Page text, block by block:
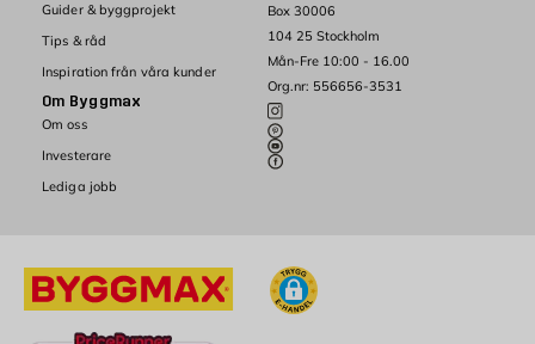
Box 30006
104 25 Stockholm
Mån-Fre 10:00 - 16.00
Org.nr: 556656-3531
Guider & byggprojekt
Tips & råd
Inspiration från våra kunder
Om Byggmax
Om oss
Investerare
Lediga jobb